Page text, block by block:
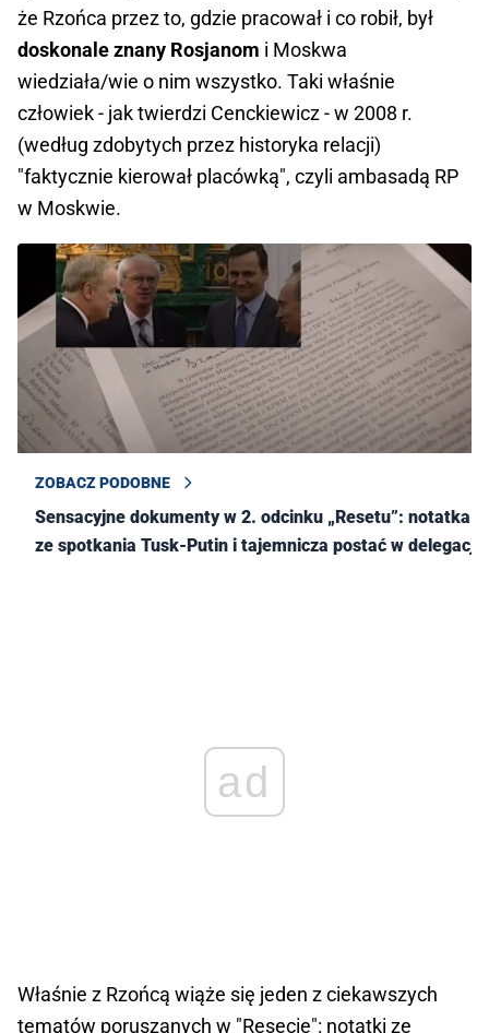
— Grzegorz Rzeczkowski 🇺🇦
(@RzeczkowskiG)
June 19, 2023
że Rzońca przez to, gdzie pracował i co robił, był
doskonale znany Rosjanom i Moskwa
wiedziała/wie o nim wszystko. Taki właśnie
człowiek - jak twierdzi Cenckiewicz - w 2008 r.
(według zdobytych przez historyka relacji)
"faktycznie kierował placówką", czyli ambasadą RP
w Moskwie.
ZOBACZ PODOBNE
Sensacyjne dokumenty w 2. odcinku „Resetu”: notatka
ze spotkania Tusk-Putin i tajemnicza postać w delegacji
ad
Właśnie z Rzońcą wiąże się jeden z ciekawszych
tematów poruszanych w "Resecie": notatki ze